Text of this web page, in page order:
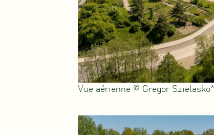
Vue aérienne © Gregor Szielasko*